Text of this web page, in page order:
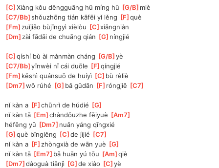
[C ]
Xiàng kǒu dēngguāng hū míng hū [G/B ]miè
[C7/Bb ]
shǒuzhōng tián kāfēi yǐ lěng [F ]
què
[Fm ]zuǐjiǎo bùjīngyì xièlòu [C ]
xiǎngniàn
[Dm ]zài fādāi de chuāng qián [G ]níngjié
[C ]
qíshí bù ài mànmàn cháng [G/B ]
yè
[C7/Bb ]
yīnwèi nǐ cái duōle [F ]
qíngjié
[Fm ]kěshì quánsuō de huíyì [C ]bù rèliè
[Dm7 ]
wǒ rúhé [G ]bǎ gūdān [F ]róngjiě [C7
nǐ kàn a [F ]
chūnrì de húdié [G
nǐ kàn tā [Em ]
chàndǒuzhe fēiyuè [Am7
héfēng yǔ [Dm7 ]nuǎn yáng qīngxié
[G ]
què bīnglěng [C ]
de jìjié [C7
nǐ kàn a [F ]zhòngxià de wān yuè [G
nǐ kàn tā [Em7 ]bǎ huān yú tōu [Am ]
qiè
[Dm7 ]
dàoguà tiānjì [G ]
de xiào [C ]
yè